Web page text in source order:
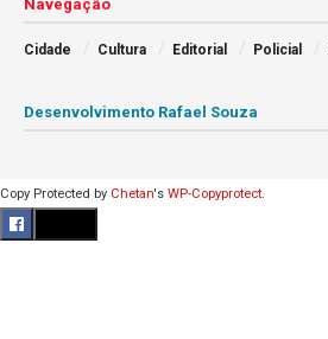
Navegação
Cidade Cultura Editorial Policial
Desenvolvimento Rafael Souza
Copy Protected by Chetan's WP-Copyprotect.